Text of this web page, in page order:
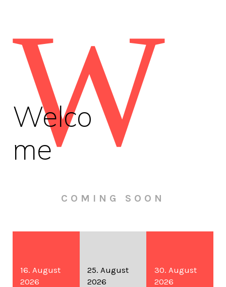
W
Welco
me
COMING SOON
16. August
2026
25. August
2026
30. August
2026